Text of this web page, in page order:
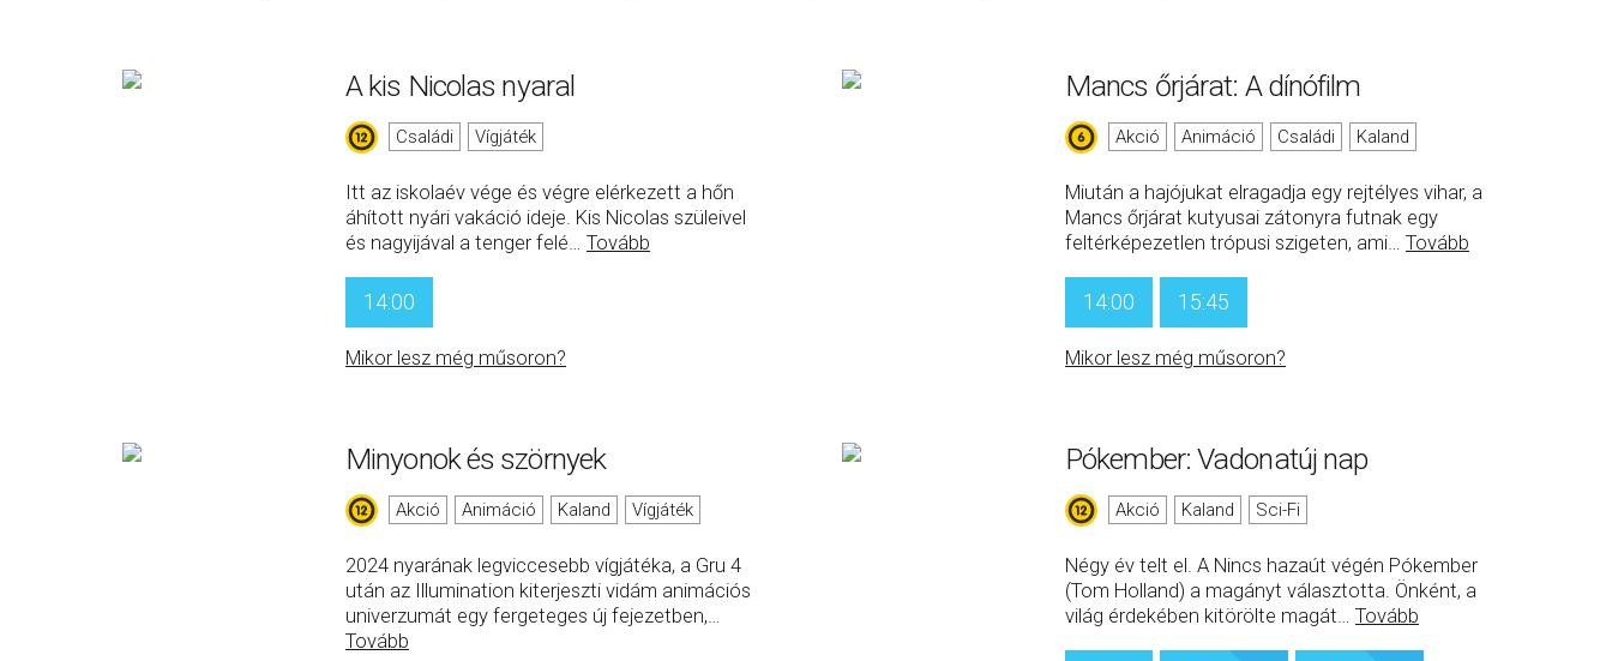
A kis Nicolas nyaral
Családi Vígjáték
Itt az iskolaév vége és végre elérkezett a hőn
áhított nyári vakáció ideje. Kis Nicolas szüleivel
és nagyijával a tenger felé… Tovább
14:00
Mikor lesz még műsoron?
Mancs őrjárat: A dínófilm
Akció Animáció Családi Kaland
Miután a hajójukat elragadja egy rejtélyes vihar, a
Mancs őrjárat kutyusai zátonyra futnak egy
feltérképezetlen trópusi szigeten, ami… Tovább
14:00 15:45
Mikor lesz még műsoron?
Minyonok és szörnyek
Akció Animáció Kaland Vígjáték
2024 nyarának legviccesebb vígjátéka, a Gru 4
után az Illumination kiterjeszti vidám animációs
univerzumát egy fergeteges új fejezetben,…
Tovább
Pókember: Vadonatúj nap
Akció Kaland Sci-Fi
Négy év telt el. A Nincs hazaút végén Pókember
(Tom Holland) a magányt választotta. Önként, a
világ érdekében kitörölte magát… Tovább